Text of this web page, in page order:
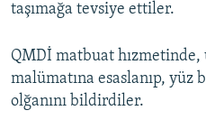
taşımağa tevsiye ettiler.
QMDİ matbuat hızmetinde,
malümatına esaslanıp, yüz
olğanını bildirdiler.